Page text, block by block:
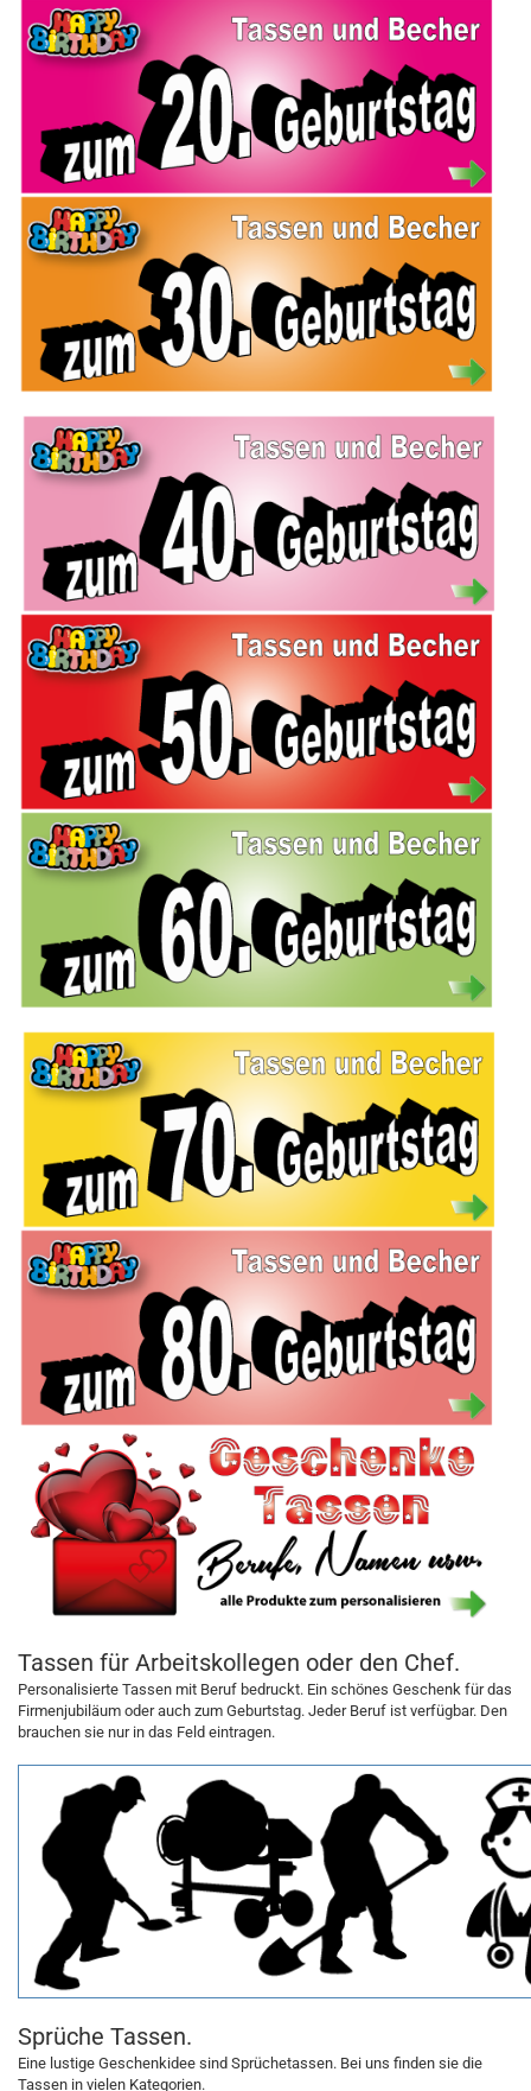
Tassen für Arbeitskollegen oder den Chef.
Personalisierte Tassen mit Beruf bedruckt. Ein schönes Geschenk für das
Firmenjubiläum oder auch zum Geburtstag. Jeder Beruf ist verfügbar. Den
brauchen sie nur in das Feld eintragen.
Sprüche Tassen.
Eine lustige Geschenkidee sind Sprüchetassen. Bei uns finden sie die
Tassen in vielen Kategorien.